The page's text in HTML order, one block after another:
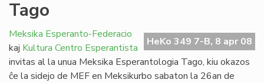
Tago
HeKo 349 7-B, 8 apr 08
Meksika Esperanto-Federacio
kaj Kultura Centro Esperantista
invitas al la unua Meksika Esperantologia Tago, kiu okazos
ĉe la sidejo de MEF en Meksikurbo sabaton la 26an de